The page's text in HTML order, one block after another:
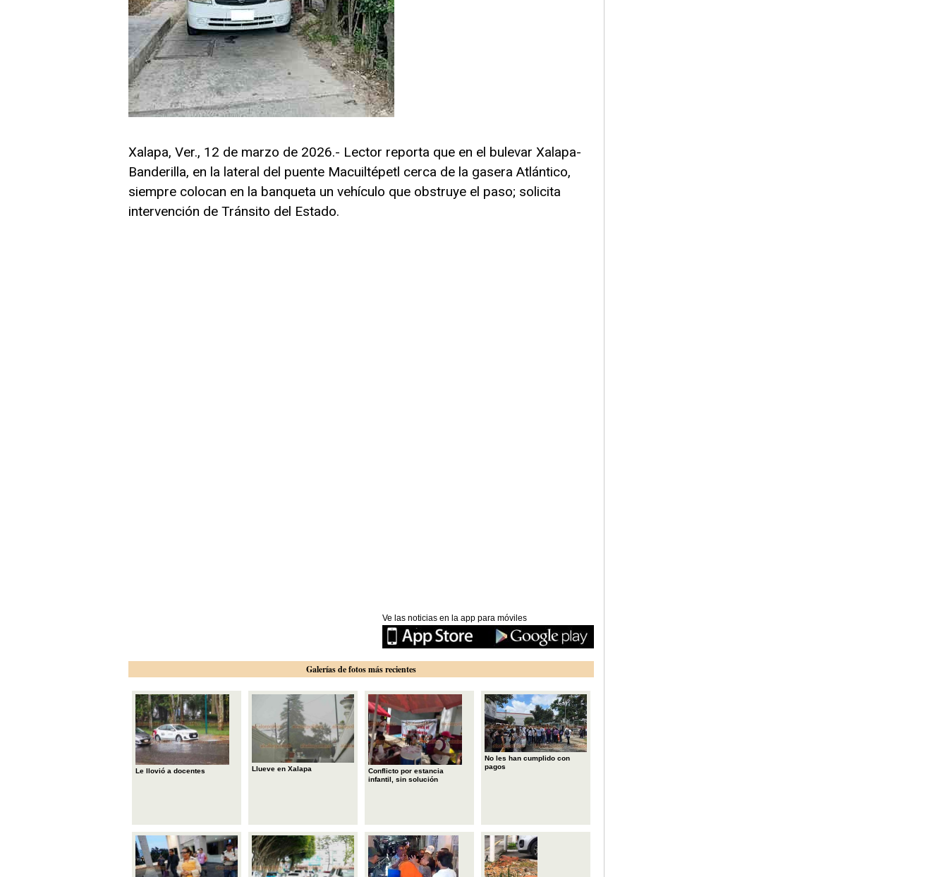
Xalapa, Ver., 12 de marzo de 2026.- Lector reporta que en el bulevar Xalapa-
Banderilla, en la lateral del puente Macuiltépetl cerca de la gasera Atlántico,
siempre colocan en la banqueta un vehículo que obstruye el paso; solicita
intervención de Tránsito del Estado.
Ve las noticias en la app para móviles
Galerías de fotos más recientes
Le llovió a docentes Llueve en Xalapa
Conflicto por estancia
infantil, sin solución
No les han cumplido con
pagos